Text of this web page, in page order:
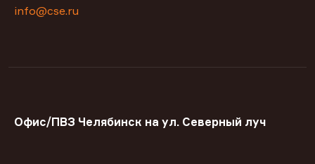
info@cse.ru
Офис/ПВЗ Челябинск на ул. Северный луч